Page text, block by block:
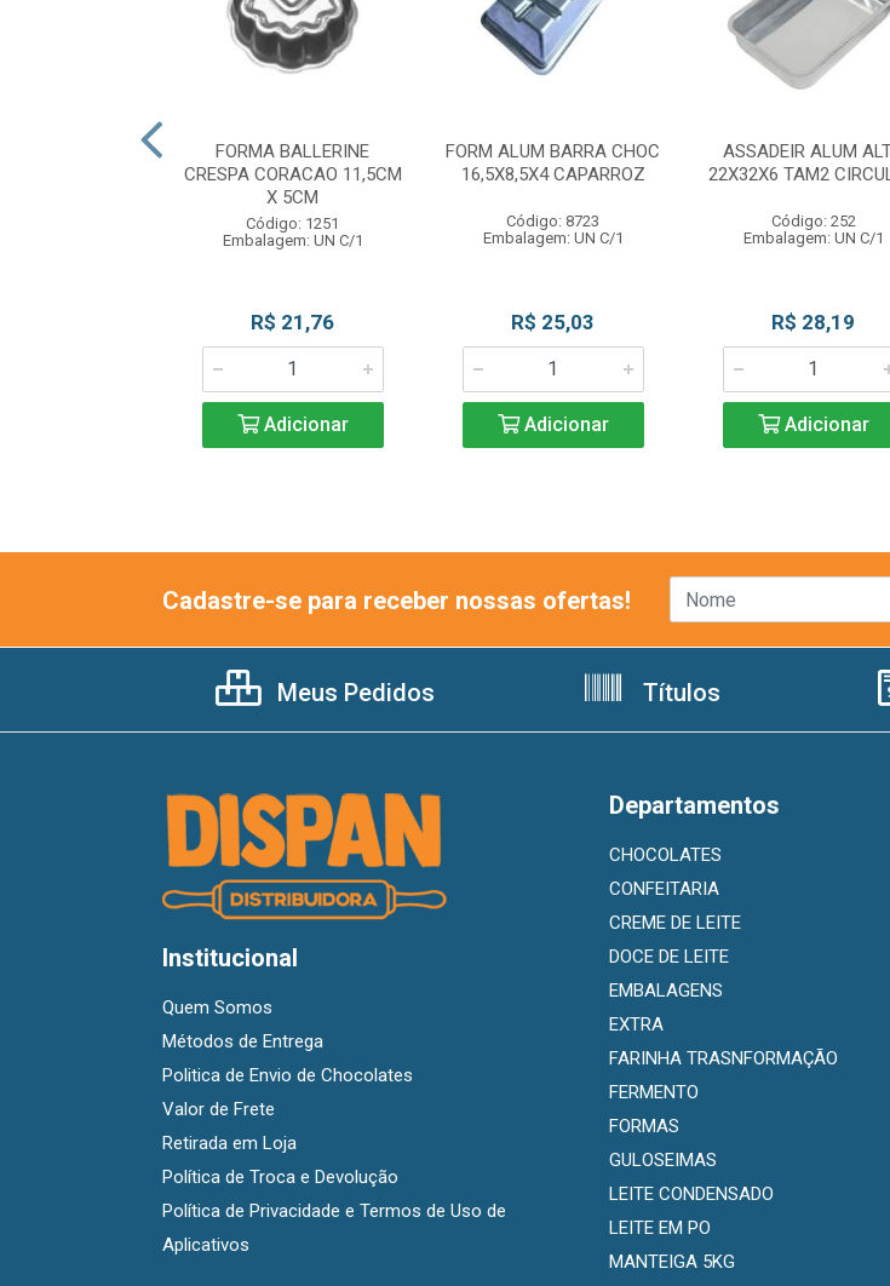
FORMA BALLERINE
CRESPA CORACAO 11,5CM
X 5CM
Código: 1251
Embalagem: UN C/1
R$ 21,76
Adicionar
FORM ALUM BARRA CHOC
16,5X8,5X4 CAPARROZ
Código: 8723
Embalagem: UN C/1
R$ 25,03
Adicionar
ASSADEIR ALUM
22X32X6 TAM2
Código: 252
Embalagem: UN C/1
R$ 28,19
Adicionar
Cadastre-se para receber nossas ofertas!
Meus Pedidos Títulos
Institucional
Quem Somos
Métodos de Entrega
Politica de Envio de Chocolates
Valor de Frete
Retirada em Loja
Política de Troca e Devolução
Política de Privacidade e Termos de Uso de
Aplicativos
Departamentos
CHOCOLATES
CONFEITARIA
CREME DE LEITE
DOCE DE LEITE
EMBALAGENS
EXTRA
FARINHA TRASNFORMAÇÃO
FERMENTO
FORMAS
GULOSEIMAS
LEITE CONDENSADO
LEITE EM PO
MANTEIGA 5KG